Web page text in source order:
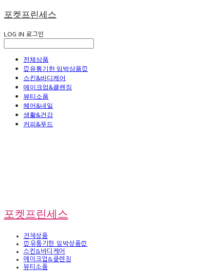
포켓프린세스
LOG IN 로그인
전체상품
⏰유통기한 임박상품⏰
스킨&바디케어
메이크업&클렌징
뷰티소품
헤어&네일
생활&건강
커피&푸드
포켓프린세스
전체상품
⏰유통기한 임박상품⏰
스킨&바디케어
메이크업&클렌징
뷰티소품